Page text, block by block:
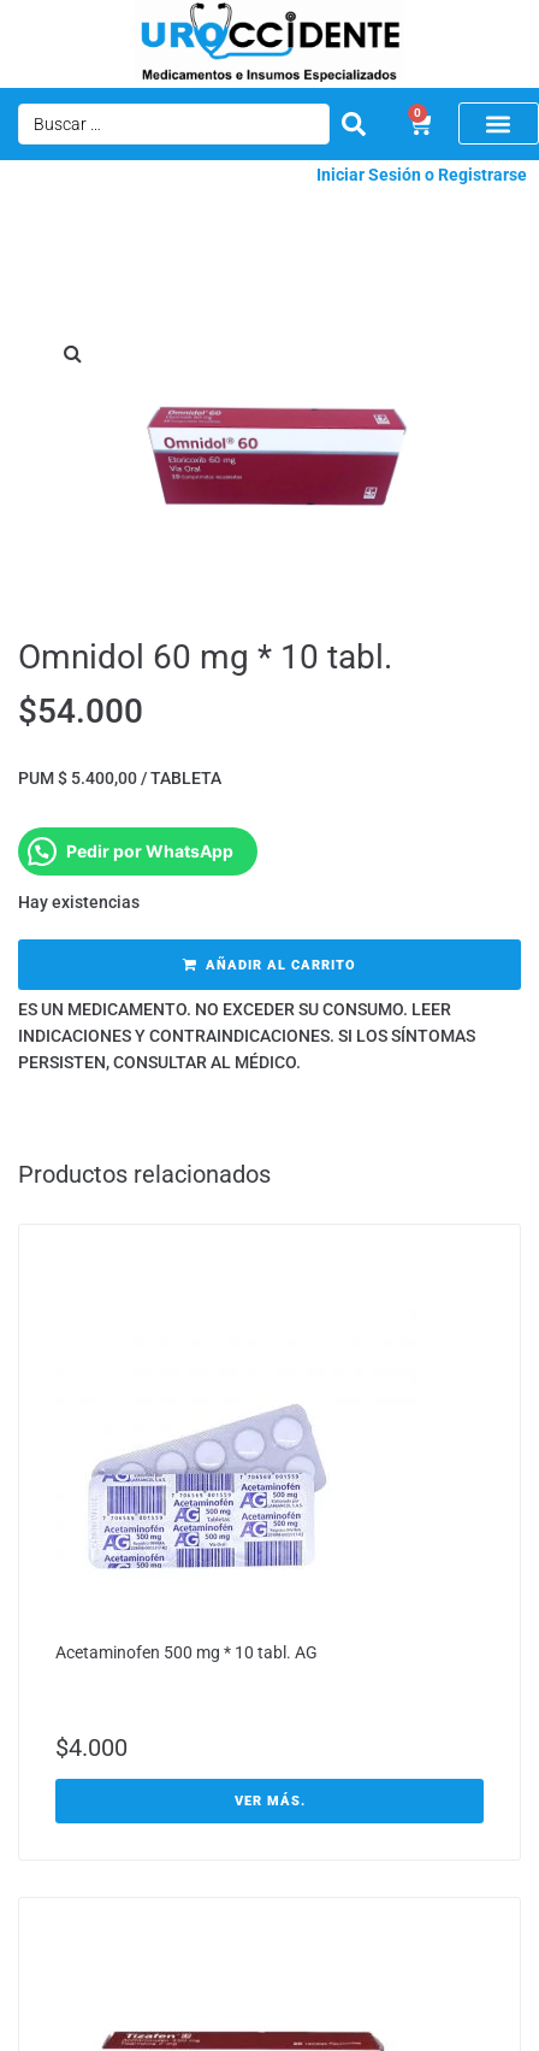
0
Iniciar Sesión o Registrarse
Omnidol 60 mg * 10 tabl.
$54.000
PUM $ 5.400,00 / TABLETA
Pedir por WhatsApp
Hay existencias
AÑADIR AL CARRITO
ES UN MEDICAMENTO. NO EXCEDER SU CONSUMO. LEER
INDICACIONES Y CONTRAINDICACIONES. SI LOS SÍNTOMAS
PERSISTEN, CONSULTAR AL MÉDICO.
Productos relacionados
Acetaminofen 500 mg * 10 tabl. AG
$4.000
VER MÁS.